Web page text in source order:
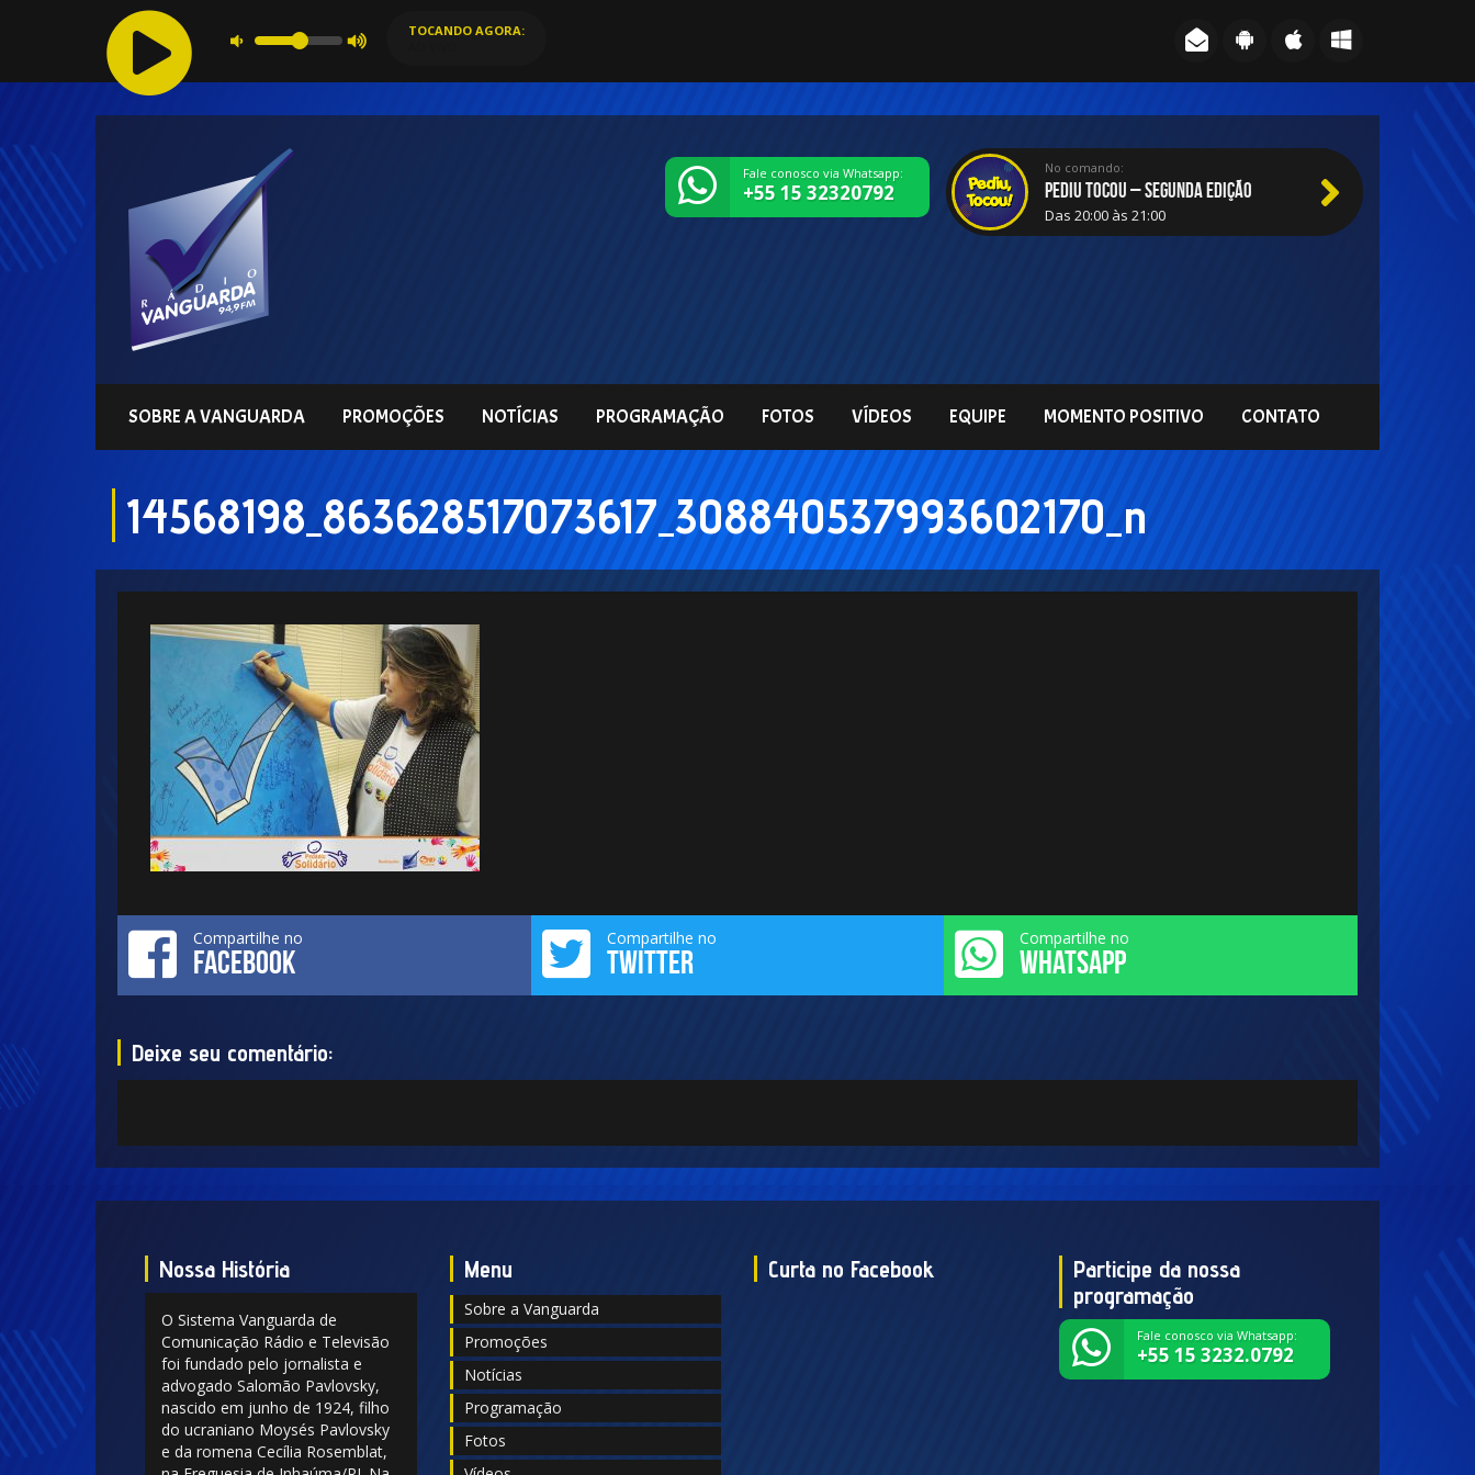
TOCANDO AGORA:
Fale conosco via Whatsapp:
+55 15 32320792
No comando:
SUCESSOS DA VANGUARDA
Das 19:00 às 20:00
No comando:
PEDIU TOCOU – SEGUNDA EDIÇÃO
Das 20:00 às 21:00
SOBRE A VANGUARDA PROMOÇÕES NOTÍCIAS PROGRAMAÇÃO FOTOS VÍDEOS EQUIPE MOMENTO POSITIVO CONTATO
14568198_863628517073617_308840537993602170_n
Compartilhe no
FACEBOOK
Compartilhe no
TWITTER
Compartilhe no
WHATSAPP
Deixe seu comentário:
Nossa História
O Sistema Vanguarda de
Comunicação Rádio e Televisão
foi fundado pelo jornalista e
advogado Salomão Pavlovsky,
nascido em junho de 1924, filho
do ucraniano Moysés Pavlovsky
e da romena Cecília Rosemblat,
Menu
Sobre a Vanguarda
Promoções
Notícias
Programação
Fotos
Curta no Facebook
Participe da nossa
programação
Fale conosco via Whatsapp:
+55 15 3232.0792